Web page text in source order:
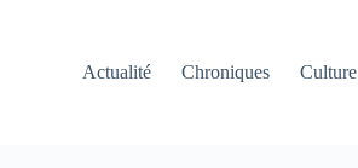
Actualité
Chroniques Culture